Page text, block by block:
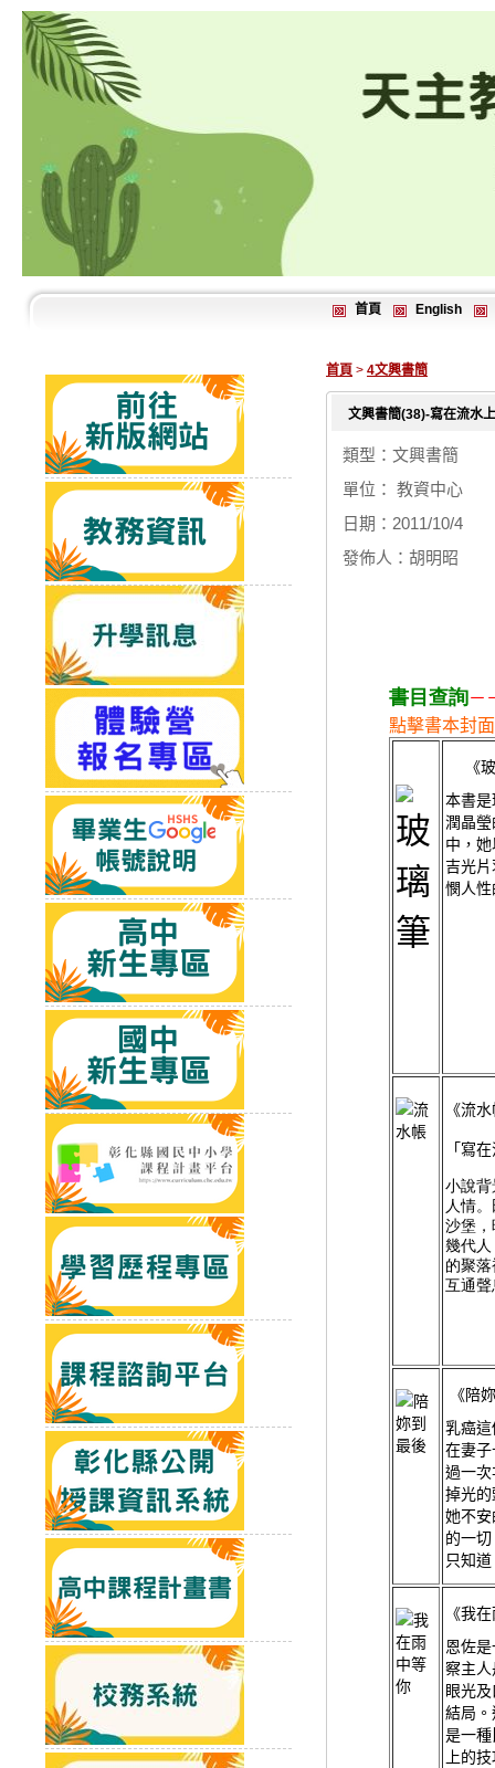
首頁 English
首頁 > 4文興書簡
文興書簡(38)-寫在流水
類型：文興書簡
單位： 教資中心
日期：2011/10/4
發佈人：胡明昭
書目查詢－
點擊書本封
《玻
本書
潤晶
中，
吉光
憫人
《流
「寫
小說
人情
沙堡
幾代
的聚
互通
《陪
乳癌
在妻
過一
掉光
她不
的一
只知
《我
恩佐
察主
眼光
結局
是一
上的